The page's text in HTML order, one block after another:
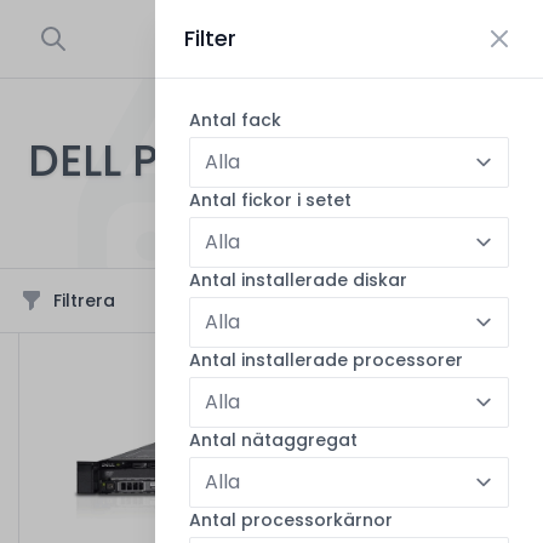
DELL POWEREDGE R620
produkter i sortimentet
Filtrera Sortera
Filter
Antal fack
Antal fickor i setet
Antal installerade diskar
Antal installerade processorer
Antal nätaggregat
Antal processorkärnor